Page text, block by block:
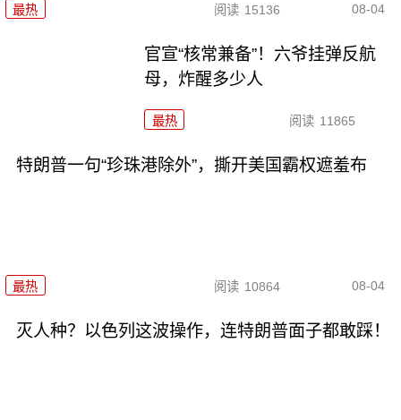
最热 阅读 15136 08-04
官宣“核常兼备”！六爷挂弹反航
母，炸醒多少人
最热 阅读 11865
特朗普一句“珍珠港除外”，撕开美国霸权遮羞布
最热 阅读 10864 08-04
灭人种？以色列这波操作，连特朗普面子都敢踩！